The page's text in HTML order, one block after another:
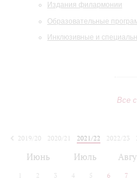
Издания филармонии
Образовательные
Инклюзивные и
Все
2019/20
2020/21 2021/22 2022/23
Июнь Июль
2 3 4 5 6 7